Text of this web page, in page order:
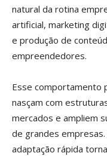
natural da rotina
artificial, marketing
e produção de
empreendedores.
Esse comportamento
nasçam com
mercados e ampliem
de grandes
adaptação rápida